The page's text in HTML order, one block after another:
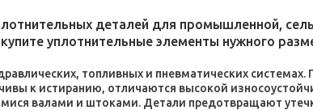
деталей для промышленной,
уплотнительные элементы нужного
топливных и пневматических
к истиранию, отличаются высокой
валами и штоками. Детали предотвращают